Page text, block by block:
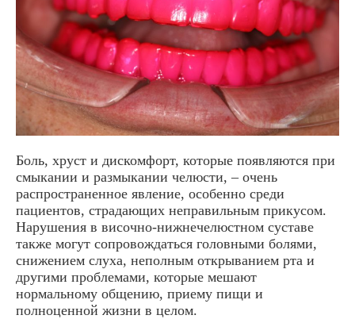
Боль, хруст и дискомфорт, которые появляются при
смыкании и размыкании челюсти, – очень
распространенное явление, особенно среди
пациентов, страдающих неправильным прикусом.
Нарушения в височно-нижнечелюстном суставе
также могут сопровождаться головными болями,
снижением слуха, неполным открыванием рта и
другими проблемами, которые мешают
нормальному общению, приему пищи и
полноценной жизни в целом.